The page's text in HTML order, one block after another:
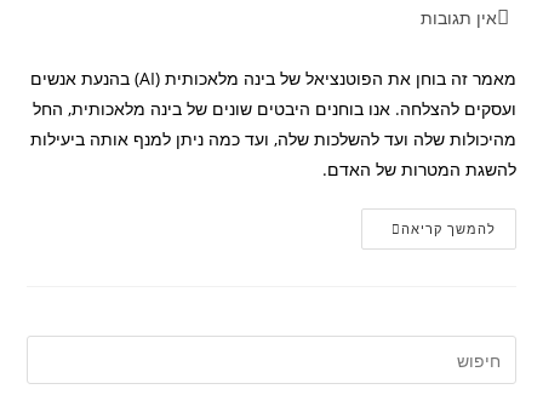
אין תגובות
מאמר זה בוחן את הפוטנציאל של בינה מלאכותית (AI) בהנעת אנשים
ועסקים להצלחה. אנו בוחנים היבטים שונים של בינה מלאכותית, החל
מהיכולות שלה ועד להשלכות שלה, ועד כמה ניתן למנף אותה ביעילות
להשגת המטרות של האדם.
להמשך קריאה